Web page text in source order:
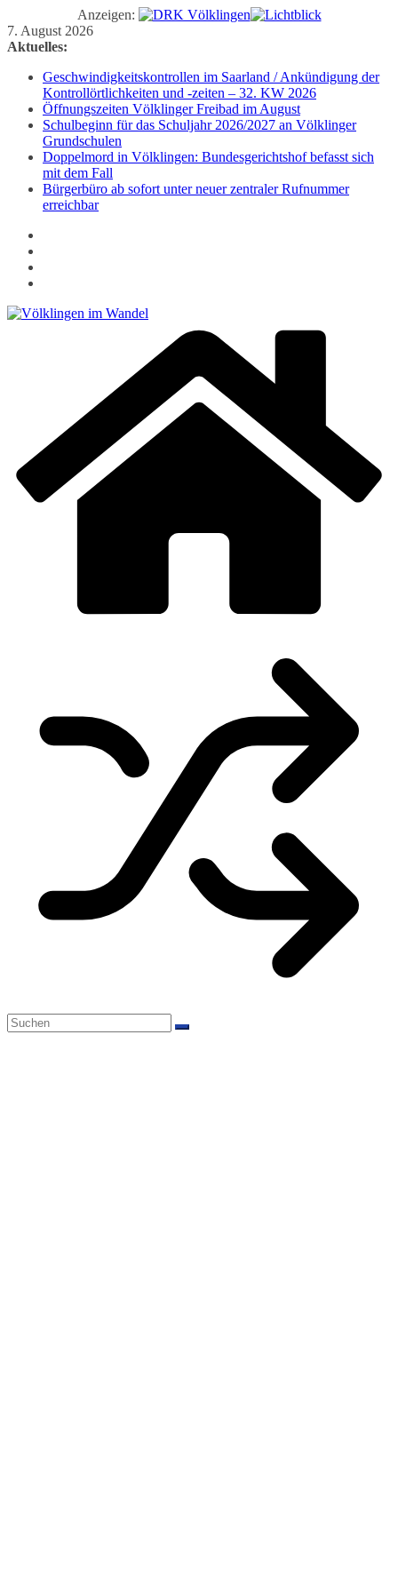
Anzeigen:
Zum
Inhalt
7. August 2026
Aktuelles:
Geschwindigkeitskontrollen im Saarland / Ankündigung der
Kontrollörtlichkeiten und -zeiten – 32. KW 2026
Öffnungszeiten Völklinger Freibad im August
Schulbeginn für das Schuljahr 2026/2027 an Völklinger
Grundschulen
Doppelmord in Völklingen: Bundesgerichtshof befasst sich
mit dem Fall
Bürgerbüro ab sofort unter neuer zentraler Rufnummer
erreichbar